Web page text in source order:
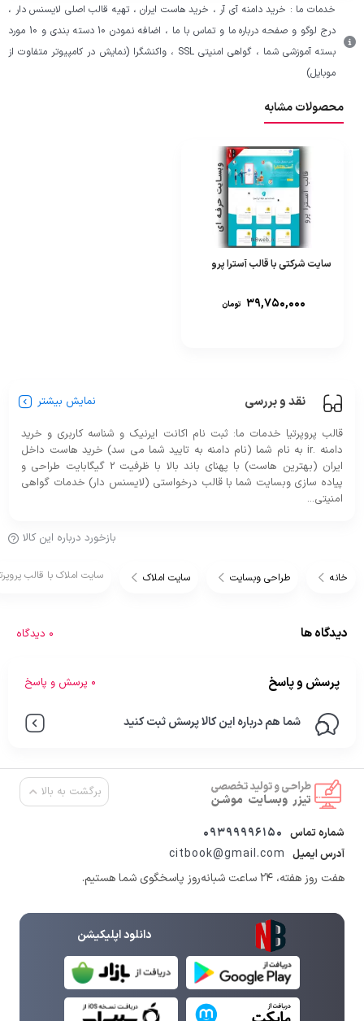
خدمات ما : خرید دامنه آی آر ، خرید هاست ایران ، تهیه قالب اصلی لایسنس دار ،
درج لوگو و صفحه درباره ما و تماس با ما ، اضافه نمودن 10 دسته بندی و 10 مورد
بسته آموزشی شما ، گواهی امنیتی SSL ، واکنشگرا (نمایش در کامپیوتر متفاوت از
موبایل)
محصولات مشابه
سایت شرکتی با قالب آسترا پرو
۳۹,۷۵۰,۰۰۰ تومان
نقد و بررسی نمایش بیشتر
قالب پروپرتیا خدمات ما: ثبت نام اکانت ایرنیک و شناسه کاربری و خرید
دامنه .ir به نام شما (نام دامنه به تایید شما می سد) خرید هاست داخل
ایران (بهترین هاست) با پهنای باند بالا با ظرفیت 2 گیگابایت طراحی و
پیاده سازی وبسایت شما با قالب درخواستی (لایسنس دار) خدمات گواهی
امنیتی...
بازخورد درباره این کالا
خانه طراحی وبسایت سایت املاک سایت املاک با قالب
دیدگاه ها 0 دیدگاه
پرسش و پاسخ 0 پرسش و پاسخ
شما هم درباره این کالا پرسش ثبت کنید
برگشت به بالا
شماره تماس 09399996150
آدرس ایمیل citbook@gmail.com
هفت روز هفته، ۲۴ ساعت شبانه‌روز پاسخگوی شما هستیم.
دانلود اپلیکیشن